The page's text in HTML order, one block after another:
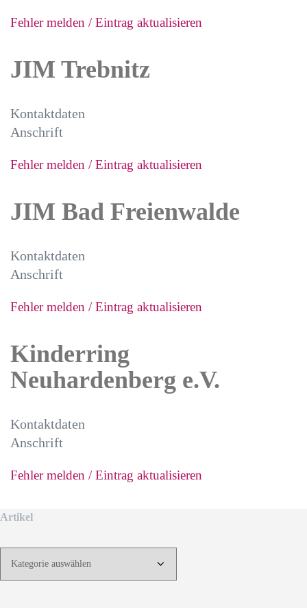
Fehler melden / Eintrag aktualisieren
JIM Trebnitz
Kontaktdaten
Anschrift
Fehler melden / Eintrag aktualisieren
JIM Bad Freienwalde
Kontaktdaten
Anschrift
Fehler melden / Eintrag aktualisieren
Kinderring
Neuhardenberg e.V.
Kontaktdaten
Anschrift
Fehler melden / Eintrag aktualisieren
Artikel